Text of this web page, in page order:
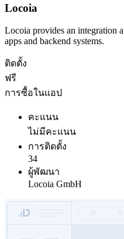
Locoia
Locoia provides an integration
apps and backend systems.
ติดตั้ง
ฟรี
การซื้อในแอป
คะแนน
ไม่มีคะแนน
การติดตั้ง
34
ผู้พัฒนา
Locoia GmbH